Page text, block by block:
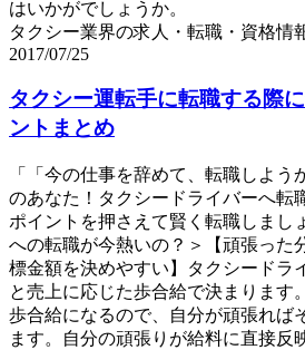
はいかがでしょうか。
タクシー業界の求人・転職・資格情
2017/07/25
タクシー運転手に転職する際
ントまとめ
「「今の仕事を辞めて、転職しよう
のあなた！タクシードライバーへ転
ポイントを押さえて賢く転職しまし
への転職が今熱いの？＞【頑張った
標金額を決めやすい】タクシードラ
と売上に応じた歩合給で決まります
歩合給になるので、自分が頑張れば
ます。自分の頑張りが給料に直接反